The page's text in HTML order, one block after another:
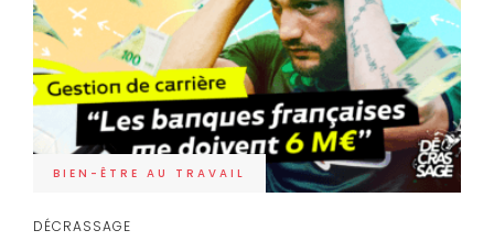
BIEN-ÊTRE AU TRAVAIL
DÉCRASSAGE